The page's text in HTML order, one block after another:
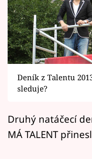
Horoskopy
Sledujte prima+
Filmový
Pořady
Mámy sobě
Deník z Talentu
sleduje?
Druhý natáčecí
MÁ TALENT